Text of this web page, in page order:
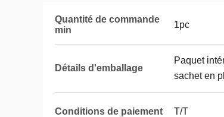
Quantité de commande
min
1pc
Détails d'emballage
Paquet
sachet en
Conditions de paiement T/T